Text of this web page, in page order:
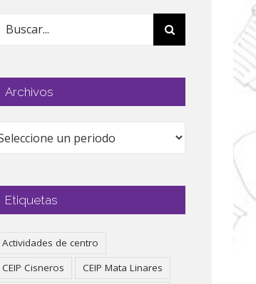
Buscar:
Archivos
Etiquetas
Actividades de centro
CEIP Cisneros
CEIP Mata Linares